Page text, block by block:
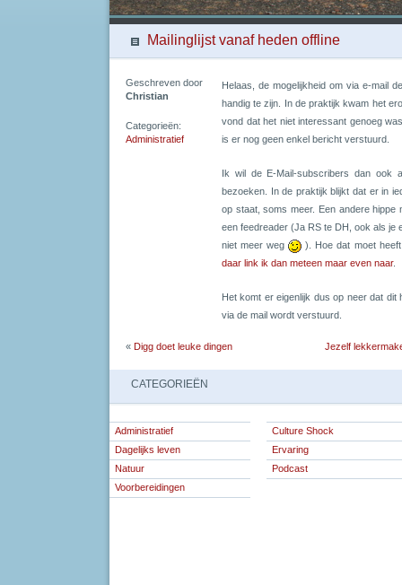
Mailinglijst vanaf heden offline
Helaas, de mogelijkheid om via e-mail
handig te zijn. In de praktijk kwam het
vond dat het niet interessant genoeg
is er nog geen enkel bericht verstuurd.
Ik wil de E-Mail-subscribers dan ook
bezoeken. In de praktijk blijkt dat er in
op staat, soms meer. Een andere
een feedreader (Ja RS te DH, ook als je
niet meer weg
). Hoe dat moet
daar link ik dan meteen maar even naar.
Het komt er eigenlijk dus op neer dat
via de mail wordt verstuurd.
Geschreven door
Christian
Categorieën:
Administratief
« Digg doet leuke dingen Jezelf
CATEGORIEËN
Administratief
Culture Shock
Dagelijks leven
Ervaring
Natuur
Podcast
Voorbereidingen